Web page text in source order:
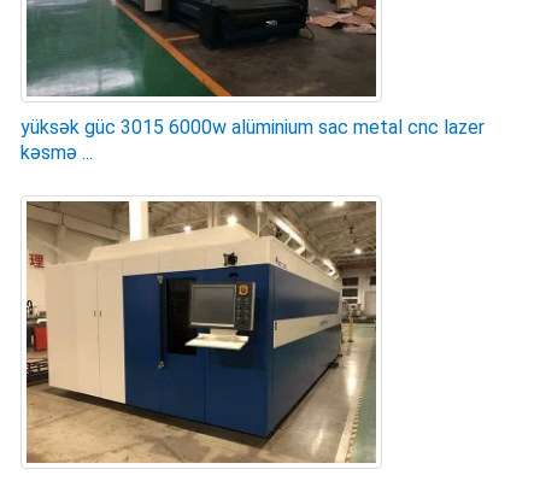
yüksək güc 3015 6000w alüminium sac metal cnc lazer
kəsmə ...